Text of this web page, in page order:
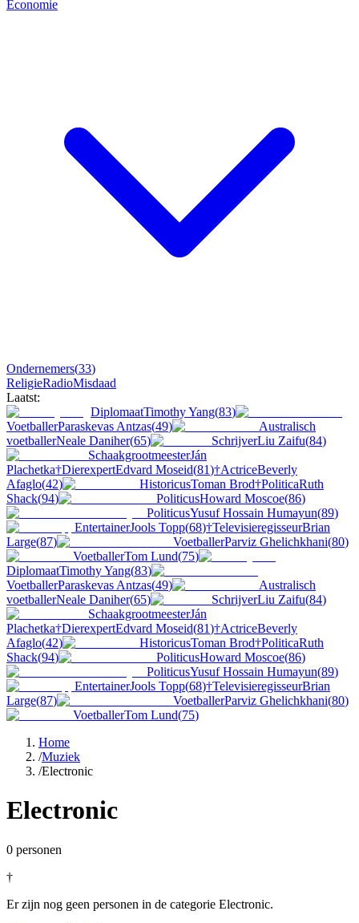
Economie
Ondernemers(33)
ReligieRadioMisdaad
Laatst:
DiplomaatTimothy Yang(83)
VoetballerParaskevas Antzas(49)
Australisch
voetballerNeale Daniher(65) SchrijverLiu Zaifu(84)
SchaakgrootmeesterJán
Plachetka†DierexpertEdvard Moseid(81)†ActriceBeverly
Afaglo(42) HistoricusToman Brod†PoliticaRuth
Shack(94) PoliticusHoward Moscoe(86)
PoliticusYusuf Hossain Humayun(89)
EntertainerJools Topp(68)†TelevisieregisseurBrian
Large(87) VoetballerParviz Ghelichkhani(80)
VoetballerTom Lund(75)
DiplomaatTimothy Yang(83)
VoetballerParaskevas Antzas(49)
Australisch
voetballerNeale Daniher(65) SchrijverLiu Zaifu(84)
SchaakgrootmeesterJán
Plachetka†DierexpertEdvard Moseid(81)†ActriceBeverly
Afaglo(42) HistoricusToman Brod†PoliticaRuth
Shack(94) PoliticusHoward Moscoe(86)
PoliticusYusuf Hossain Humayun(89)
EntertainerJools Topp(68)†TelevisieregisseurBrian
Large(87) VoetballerParviz Ghelichkhani(80)
VoetballerTom Lund(75)
Home
/Muziek
/Electronic
Electronic
0 personen
†
Er zijn nog geen personen in de categorie Electronic.